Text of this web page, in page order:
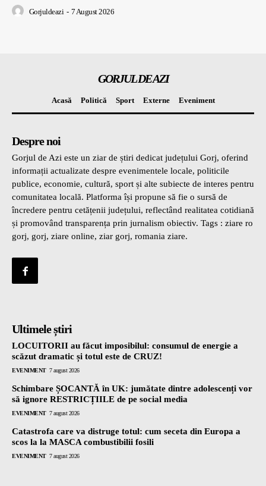
Gorjuldeazi - 7 August 2026
GORJUL DE AZI
Acasă Politică Sport Externe Eveniment
Despre noi
Gorjul de Azi este un ziar de știri dedicat județului Gorj, oferind
informații actualizate despre evenimentele locale, politicile
publice, economie, cultură, sport și alte subiecte de interes pentru
comunitatea locală. Platforma își propune să fie o sursă de
încredere pentru cetățenii județului, reflectând realitatea cotidiană
și promovând transparența prin jurnalism obiectiv. Tags : ziare ro
gorj, gorj, ziare online, ziar gorj, romania ziare.
Ultimele știri
LOCUITORII au făcut imposibilul: consumul de energie a
scăzut dramatic și totul este de CRUZ!
EVENIMENT 7 august 2026
Schimbare ȘOCANTĂ în UK: jumătate dintre adolescenți vor
să ignore RESTRICȚIILE de pe social media
EVENIMENT 7 august 2026
Catastrofa care va distruge totul: cum seceta din Europa a
scos la la MASCA combustibilii fosili
EVENIMENT 7 august 2026